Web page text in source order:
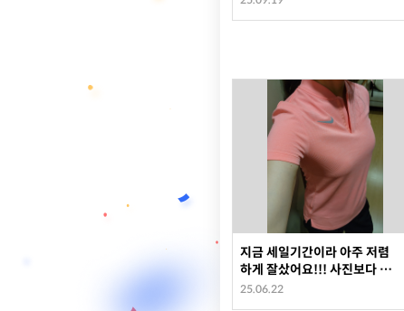
지금 세일기간이라 아주 저렴
하게 잘샀어요!!! 사진보다 실
물이 훨씬 예뻐서 아주 만족해
25.06.22